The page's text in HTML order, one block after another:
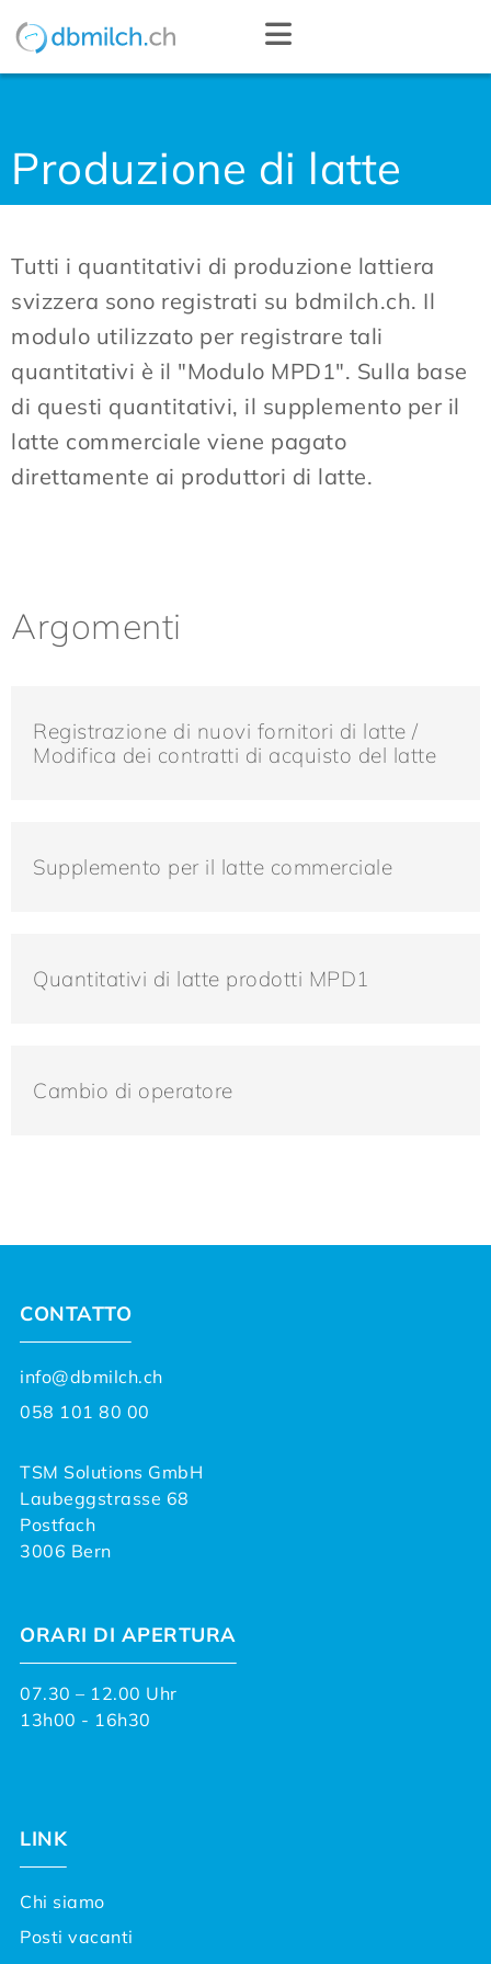
Produzione di latte
Tutti i quantitativi di produzione lattiera
svizzera sono registrati su bdmilch.ch. Il
modulo utilizzato per registrare tali
quantitativi è il "Modulo MPD1". Sulla base
di questi quantitativi, il supplemento per il
latte commerciale viene pagato
direttamente ai produttori di latte.
Argomenti
Registrazione di nuovi fornitori di latte /
Modifica dei contratti di acquisto del latte
Supplemento per il latte commerciale
Quantitativi di latte prodotti MPD1
Cambio di operatore
CONTATTO
info@dbmilch.ch
058 101 80 00
TSM Solutions GmbH
Laubeggstrasse 68
Postfach
3006 Bern
ORARI DI APERTURA
07.30 – 12.00 Uhr
13h00 - 16h30
LINK
Chi siamo
Posti vacanti